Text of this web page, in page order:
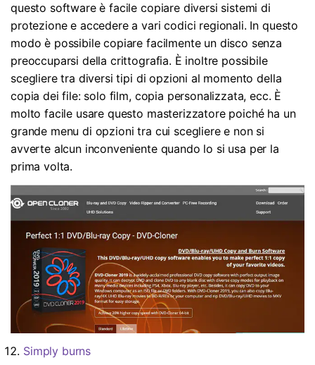
questo software è facile copiare diversi sistemi di
protezione e accedere a vari codici regionali. In questo
modo è possibile copiare facilmente un disco senza
preoccuparsi della crittografia. È inoltre possibile
scegliere tra diversi tipi di opzioni al momento della
copia dei file: solo film, copia personalizzata, ecc. È
molto facile usare questo masterizzatore poiché ha un
grande menu di opzioni tra cui scegliere e non si
avverte alcun inconveniente quando lo si usa per la
prima volta.
Simply burns